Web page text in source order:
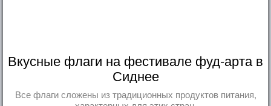
Вкусные флаги на фестивале фуд-арта в
Сиднее
Все флаги сложены из традиционных продуктов питания,